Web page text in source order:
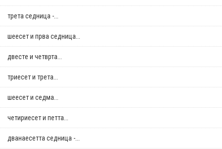
трета седница -...
шеесет и прва седница...
двестe и четврта...
триесет и трета...
шеесет и седма...
четириесет и петта...
дванаесетта седница -...